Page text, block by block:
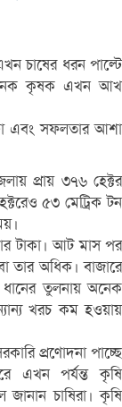
চাষের ধরন পাল্টে
অনেক কৃষক এখন আখ
এবং সফলতার আশা
প্রায় ৩৭৬ হেক্টর
৫৩ মেট্রিক টন
টাকা। আট মাস পর
তার অধিক। বাজারে
তুলনায় অনেক
খরচ কম হওয়ায়
প্রণোদনা পাচ্ছে
এখন পর্যন্ত কৃষি
জানান চাষিরা। কৃষি